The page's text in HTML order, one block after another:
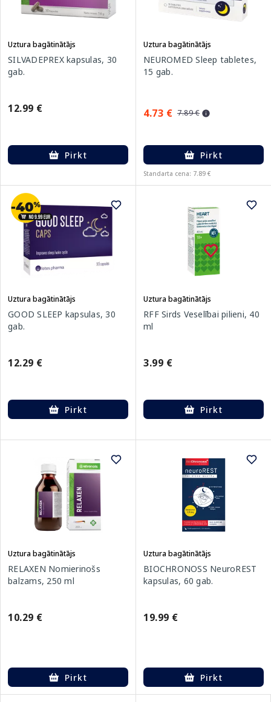
Uztura bagātinātājs
SILVADEPREX kapsulas, 30
gab.
12.99 €
Pirkt
Uztura bagātinātājs
NEUROMED Sleep tabletes,
15 gab.
4.73 € 7.89 €
Pirkt
Standarta cena: 7.89 €
Uztura bagātinātājs
GOOD SLEEP kapsulas, 30
gab.
12.29 €
Pirkt
Uztura bagātinātājs
RFF Sirds Veselībai pilieni, 40
ml
3.99 €
Pirkt
Uztura bagātinātājs
RELAXEN Nomierinošs
balzams, 250 ml
10.29 €
Pirkt
Uztura bagātinātājs
BIOCHRONOSS NeuroREST
kapsulas, 60 gab.
19.99 €
Pirkt